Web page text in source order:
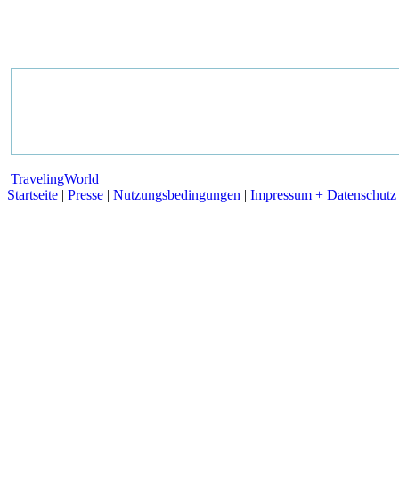
TravelingWorld
Startseite | Presse | Nutzungsbedingungen | Impressum + Datenschutz